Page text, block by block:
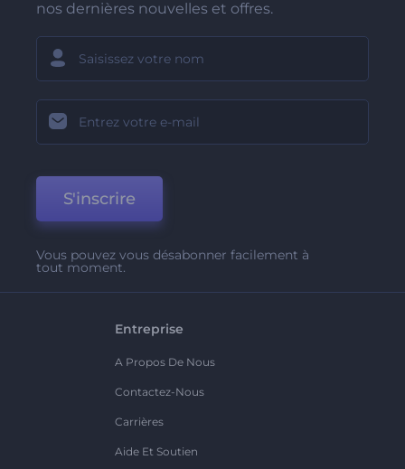
nos dernières nouvelles et offres.
S'inscrire
Vous pouvez vous désabonner facilement à
tout moment.
Entreprise
A Propos De Nous
Contactez-Nous
Carrières
Aide Et Soutien